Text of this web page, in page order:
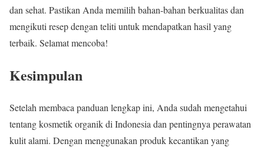
dan sehat. Pastikan Anda memilih bahan-bahan berkualitas dan
mengikuti resep dengan teliti untuk mendapatkan hasil yang
terbaik. Selamat mencoba!
Kesimpulan
Setelah membaca panduan lengkap ini, Anda sudah mengetahui
tentang kosmetik organik di Indonesia dan pentingnya perawatan
kulit alami. Dengan menggunakan produk kecantikan yang